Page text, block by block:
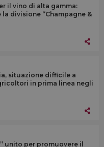
il vino di alta gamma:
divisione “Champagne &
situazione difficile a
in prima linea negli
unito per promuovere il